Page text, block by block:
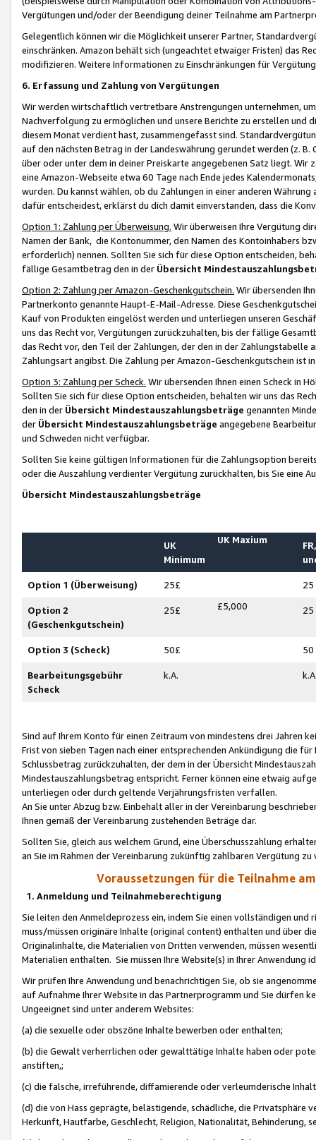
Vergütungen und/oder der Beendigung deiner Teilnahme am
Gelegentlich können wir die Möglichkeit unserer Partner,
einschränken. Amazon behält sich (ungeachtet etwaiger Fristen) das
modifizieren. Weitere Informationen zu Einschränkungen für
6. Erfassung und Zahlung von Vergütungen
Wir werden wirtschaftlich vertretbare Anstrengungen unternehmen,
Nachverfolgung zu ermöglichen und unsere Berichte zu erstellen und
diesem Monat verdient hast, zusammengefasst sind.
auf den nächsten Betrag in der Landeswährung gerundet werden (z.
über oder unter dem in deiner Preiskarte angegebenen Satz liegt.
eine Amazon-Webseite etwa 60 Tage nach Ende jedes
wurden. Du kannst wählen, ob du Zahlungen in einer anderen
dafür entscheidest, erklärst du dich damit einverstanden, dass die
Option 1: Zahlung per Überweisung. Wir überweisen Ihre Vergütung
Namen der Bank, die Kontonummer, den Namen des Kontoinhabers
erforderlich) nennen. Sollten Sie sich für diese Option entscheiden,
fällige Gesamtbetrag den in der Übersicht
Option 2: Zahlung per Amazon-Geschenkgutschein. Wir übersenden
Partnerkonto genannte Haupt-E-Mail-Adresse. Diese
Kauf von Produkten eingelöst werden und unterliegen unseren
uns das Recht vor, Vergütungen zurückzuhalten, bis der fällige
das Recht vor, den Teil der Zahlungen, der den in der
Zahlungsart angibst. Die Zahlung per Amazon-Geschenkgutschein ist
Option 3: Zahlung per Scheck. Wir übersenden Ihnen einen Scheck in
Sollten Sie sich für diese Option entscheiden, behalten wir uns das
den in der Übersicht Mindestauszahlungsbeträge genannten
der Übersicht Mindestauszahlungsbeträge angegebene
und Schweden nicht verfügbar.
Sollten Sie keine gültigen Informationen für die Zahlungsoption
oder die Auszahlung verdienter Vergütung zurückhalten, bis Sie
Übersicht Mindestauszahlungsbeträge
UK
Minimum
UK Maxium
Option 1 (Überweisung) 25£ 25
Option 2
(Geschenkgutschein)
25£ £5,000 25
Option 3 (Scheck) 50£ 50
Bearbeitungsgebühr
Scheck
k.A.
Sind auf Ihrem Konto für einen Zeitraum von mindestens drei Jahren
Frist von sieben Tagen nach einer entsprechenden Ankündigung die
Schlussbetrag zurückzuhalten, der dem in der Übersicht
Mindestauszahlungsbetrag entspricht. Ferner können eine etwaig
unterliegen oder durch geltende Verjährungsfristen verfallen.
An Sie unter Abzug bzw. Einbehalt aller in der Vereinbarung
Ihnen gemäß der Vereinbarung zustehenden Beträge dar.
Sollten Sie, gleich aus welchem Grund, eine Überschusszahlung
an Sie im Rahmen der Vereinbarung zukünftig zahlbaren Vergütung zu
Voraussetzungen für die Teilnahme
1. Anmeldung und Teilnahmeberechtigung
Sie leiten den Anmeldeprozess ein, indem Sie einen vollständigen
muss/müssen originäre Inhalte (original content) enthalten und über
Originalinhalte, die Materialien von Dritten verwenden, müssen
Materialien enthalten. Sie müssen Ihre Website(s) in Ihrer Anwendung
Wir prüfen Ihre Anwendung und benachrichtigen Sie, ob sie
auf Aufnahme Ihrer Website in das Partnerprogramm und Sie dürfen
Ungeeignet sind unter anderem Websites:
(a) die sexuelle oder obszöne Inhalte bewerben oder enthalten;
(b) die Gewalt verherrlichen oder gewalttätige Inhalte haben oder
anstiften,;
(c) die falsche, irreführende, diffamierende oder verleumderische
(d) die von Hass geprägte, belästigende, schädliche, die Privatsphäre
Herkunft, Hautfarbe, Geschlecht, Religion, Nationalität, Behinderung,